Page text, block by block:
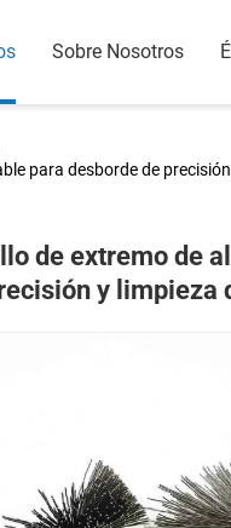
Sobre Nosotros
para desborde de
de extremo de
y limpieza